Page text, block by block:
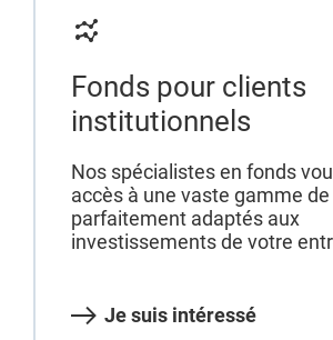
Fonds pour clients
institutionnels
Nos spécialistes en fonds
accès à une vaste gamme
parfaitement adaptés aux
investissements de votre
Je suis intéressé